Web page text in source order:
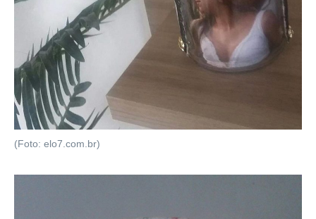
(Foto: elo7.com.br)